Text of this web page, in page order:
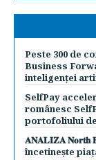
Peste 300 de
Business
inteligenței
SelfPay
românesc
portofoliului
𝐀𝐍𝐀𝐋𝐈𝐙𝐀 𝐍𝐨𝐫𝐭𝐡
încetinește